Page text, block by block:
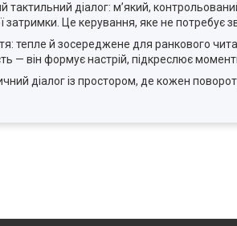
діалог: м’який,
Це керування, яке не потребує
тепле й зосереджене для ранкового
— він формує настрій, підкреслює
діалог із простором, де кожен